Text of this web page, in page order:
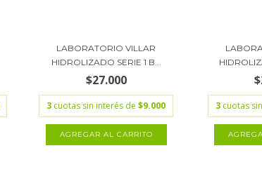
LABORATORIO VILLAR
HIDROLIZADO SERIE 1 B...
$27.000
3 cuotas sin interés de$9.000 3 cuotas